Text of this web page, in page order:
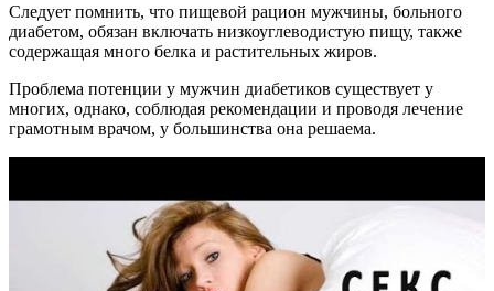
Следует помнить, что пищевой рацион мужчины, больного
диабетом, обязан включать низкоуглеводистую пищу, также
содержащая много белка и растительных жиров.
Проблема потенции у мужчин диабетиков существует у
многих, однако, соблюдая рекомендации и проводя лечение
грамотным врачом, у большинства она решаема.